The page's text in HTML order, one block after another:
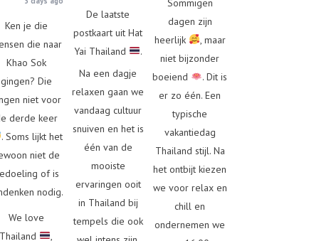
Ken je die
die naar
Khao Sok
gingen? Die
niet voor
derde keer
. Soms lijkt het
niet de
of is
nodig.
We love
Thailand
,
De laatste
postkaart uit Hat
Yai Thailand
.
Na een dagje
relaxen gaan we
vandaag cultuur
snuiven en het is
één van de
mooiste
ervaringen ooit
in Thailand bij
tempels die ook
Sommigen
dagen zijn
heerlijk
, maar
niet bijzonder
boeiend
. Dit is
er zo één. Een
typische
vakantiedag
Thailand stijl. Na
het ontbijt kiezen
we voor relax en
chill en
ondernemen we